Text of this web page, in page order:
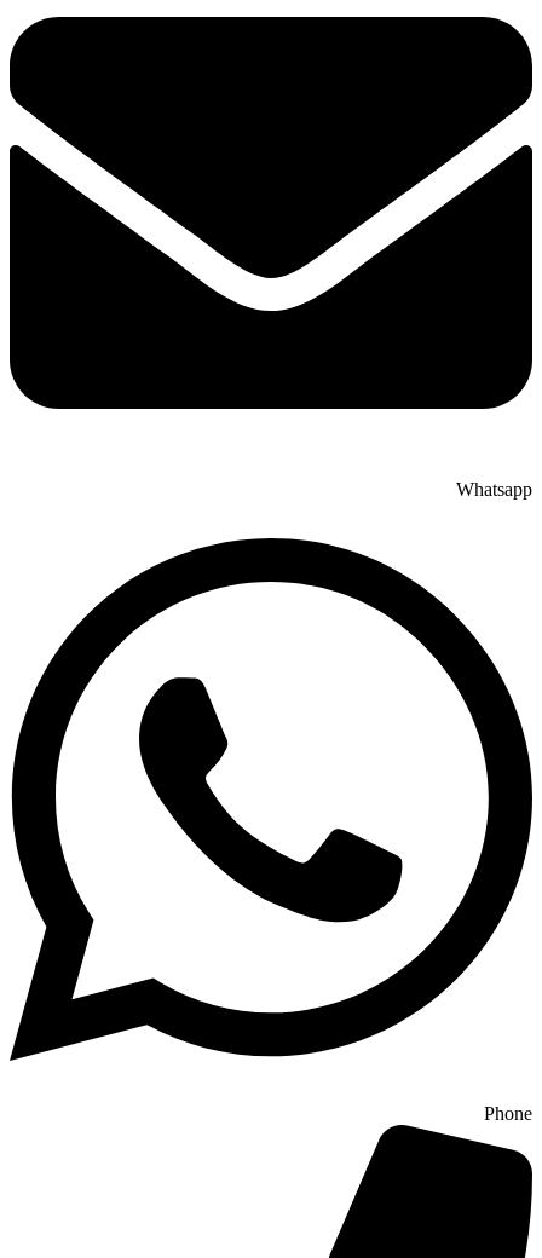
Whatsapp
Phone